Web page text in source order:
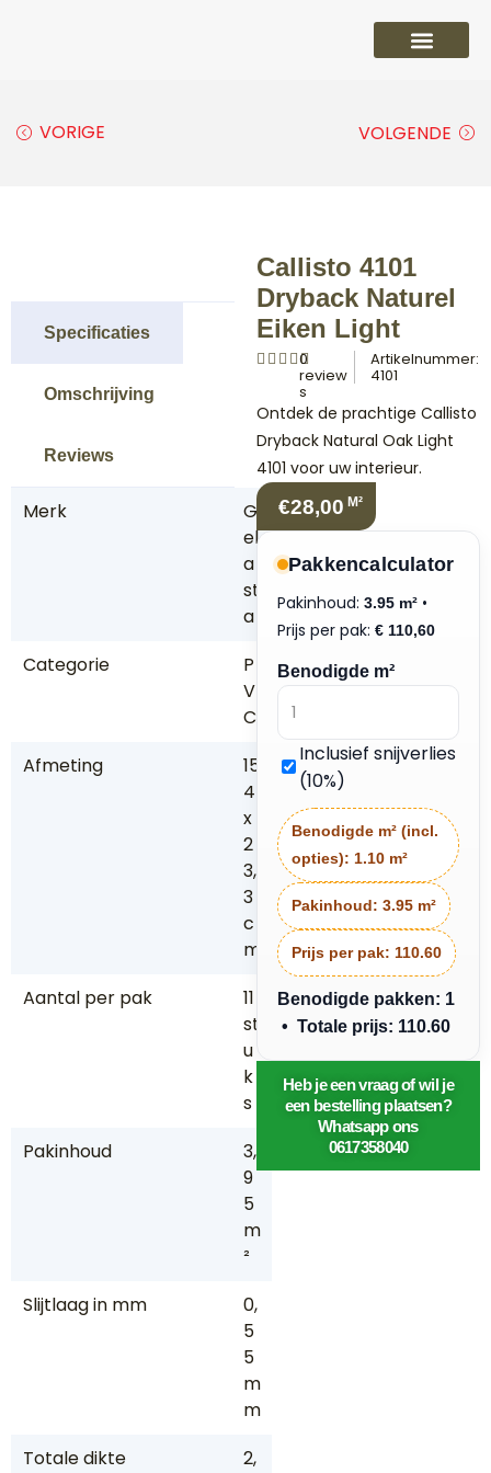
VORIGE VOLGENDE
Specificaties
Omschrijving
Reviews
Merk
G
el
a
st
a
Categorie
P
V
C
Afmeting
15
4
x
2
3,
3
c
m
Aantal per pak
11
st
u
k
s
Pakinhoud
3,
9
5
m
²
Slijtlaag in mm
0,
5
5
m
m
Totale dikte
2,
Callisto 4101
Dryback Naturel
Eiken Light
0
review
s
Artikelnummer:
4101
Ontdek de prachtige Callisto
Dryback Natural Oak Light
4101 voor uw interieur.
€28,00 M²
Pakkencalculator
Pakinhoud: 3.95 m² •
Prijs per pak: € 110,60
Benodigde m²
Inclusief snijverlies
(10%)
Benodigde m² (incl.
opties): 1.10 m²
Pakinhoud: 3.95 m²
Prijs per pak: 110.60
Benodigde pakken: 1
• Totale prijs: 110.60
Heb je een vraag of wil je
een bestelling plaatsen?
Whatsapp ons
0617358040